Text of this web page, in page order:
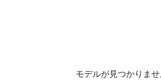
モデルが見つかりま